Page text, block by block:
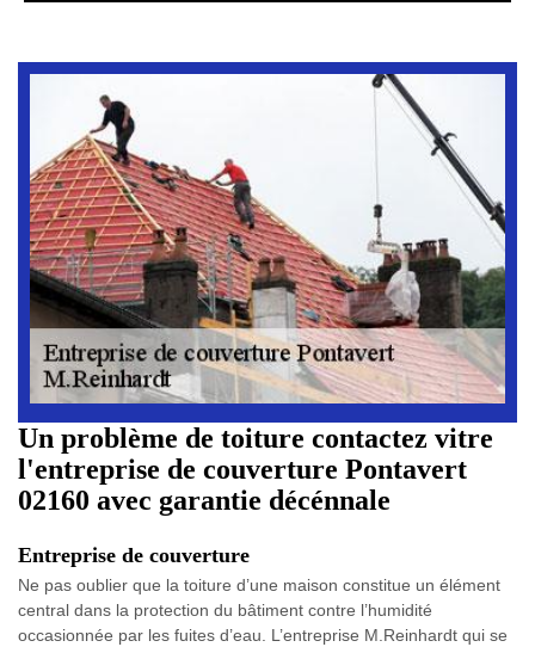
Un problème de toiture contactez vitre
l'entreprise de couverture Pontavert
02160 avec garantie décénnale
Entreprise de couverture
Ne pas oublier que la toiture d’une maison constitue un élément
central dans la protection du bâtiment contre l’humidité
occasionnée par les fuites d’eau. L’entreprise M.Reinhardt qui se